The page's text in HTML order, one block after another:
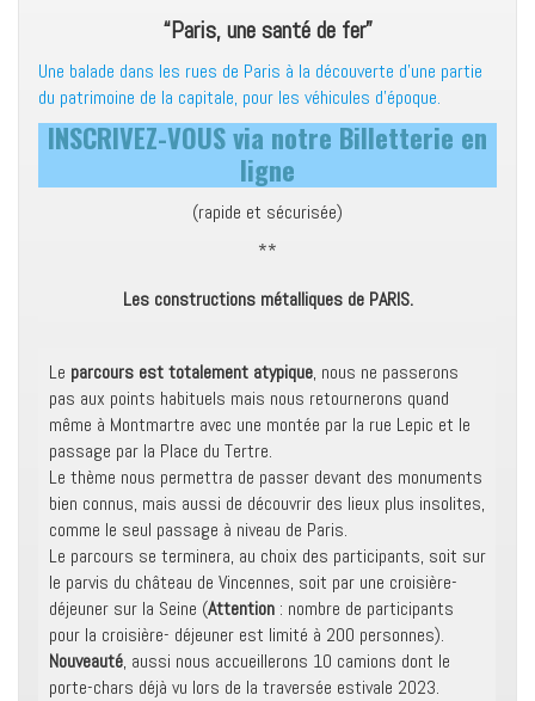
“Paris, une santé de fer”
Une balade dans les rues de Paris à la découverte d’une partie
du patrimoine de la capitale, pour les véhicules d’époque.
INSCRIVEZ-VOUS via notre Billetterie en
ligne
(rapide et sécurisée)
**
Les constructions métalliques de PARIS.
Le parcours est totalement atypique, nous ne passerons
pas aux points habituels mais nous retournerons quand
même à Montmartre avec une montée par la rue Lepic et le
passage par la Place du Tertre.
Le thème nous permettra de passer devant des monuments
bien connus, mais aussi de découvrir des lieux plus insolites,
comme le seul passage à niveau de Paris.
Le parcours se terminera, au choix des participants, soit sur
le parvis du château de Vincennes, soit par une croisière-
déjeuner sur la Seine (Attention : nombre de participants
pour la croisière- déjeuner est limité à 200 personnes).
Nouveauté, aussi nous accueillerons 10 camions dont le
porte-chars déjà vu lors de la traversée estivale 2023.